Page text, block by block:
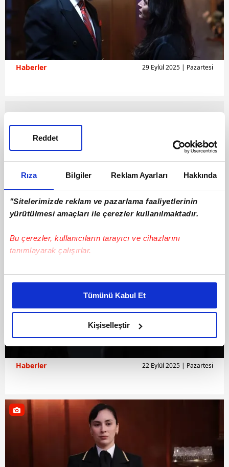
Rıza Bilgiler Reklam Ayarları Hakkında
"Sitelerimizde reklam ve pazarlama faaliyetlerinin
yürütülmesi amaçları ile çerezler kullanılmaktadır.
Bu çerezler, kullanıcıların tarayıcı ve cihazlarını
tanımlayarak çalışırlar.
Bu çerezlere izin vermeniz halinde sizlere özel
daha iyi reklam deneyimi yaşatabiliriz. Bunu yaparken
amacımızın size daha iyi bir reklam deneyimi sunmak
olduğunu ve sizlere en iyi içerikleri sunabilmek adına
elimizden gelen çabayı gösterdiğimizi ve bu noktada,
reklamların maliyetlerimizi karşılamak noktasında tek gelir
kalemimiz olduğunu sizlere hatırlatmak isteriz.
takdirde, kullanıcılara hedefli reklamlar
gösterilmeyecektir."
Sizlere daha iyi bir hizmet sunabilmek için İnternet
Sitemizde kendimize ve üçüncü kişilere ait çerezler
kullanılmaktadır. Bu çerezler vasıtasıyla çeşitli kişisel
Tümünü Kabul Et
Kişiselleştir
Reddet
Haberler 29 Eylül 2025 | Pazartesi
Haberler 22 Eylül 2025 | Pazartesi